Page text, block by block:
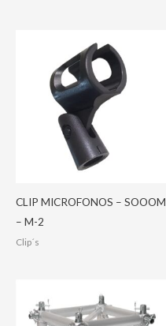
CLIP MICROFONOS – SOOOM
– M-2
Clip´s